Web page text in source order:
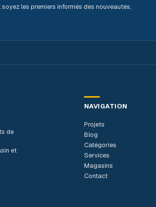
les premiers informés des nouveautés,
de
et
NAVIGATION
Projets
Blog
Catégories
Services
Magasins
Contact